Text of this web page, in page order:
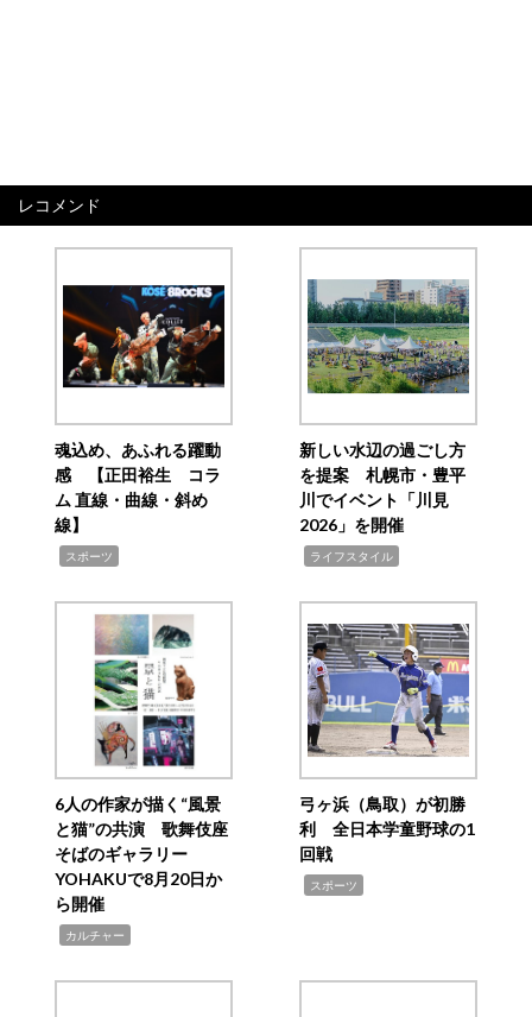
レコメンド
魂込め、あふれる躍動
感 【正田裕生 コラ
ム 直線・曲線・斜め
線】
スポーツ
新しい水辺の過ごし方
を提案 札幌市・豊平
川でイベント「川見
2026」を開催
ライフスタイル
6人の作家が描く“風景
と猫”の共演 歌舞伎座
そばのギャラリー
YOHAKUで8月20日か
ら開催
カルチャー
弓ヶ浜（鳥取）が初勝
利 全日本学童野球の1
回戦
スポーツ